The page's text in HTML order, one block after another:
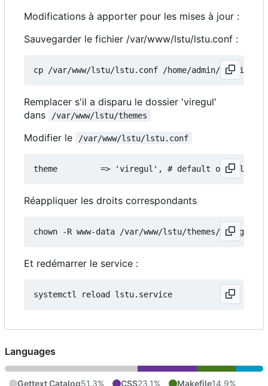
Modifications à apporter pour les mises à jour :
Sauvegarder le fichier /var/www/lstu/lstu.conf :
Remplacer s'il a disparu le dossier 'viregul'
dans
/var/www/lstu/themes
Modifier le /var/www/lstu/lstu.conf
Réappliquer les droits correspondants
Et redémarrer le service :
Languages
Gettext Catalog51.3% CSS23.1% Makefile14.9%